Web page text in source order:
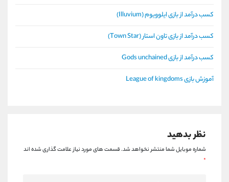
کسب درآمد از بازی ایلوویوم (Illuvium)
کسب درآمد از بازی تاون استار (Town Star)
کسب درآمد از بازی Gods unchained
آموزش بازی League of kingdoms
نظر بدهید
شماره موبایل شما منتشر نخواهد شد.قسمت های مورد نیاز علامت گذاری شده اند
*